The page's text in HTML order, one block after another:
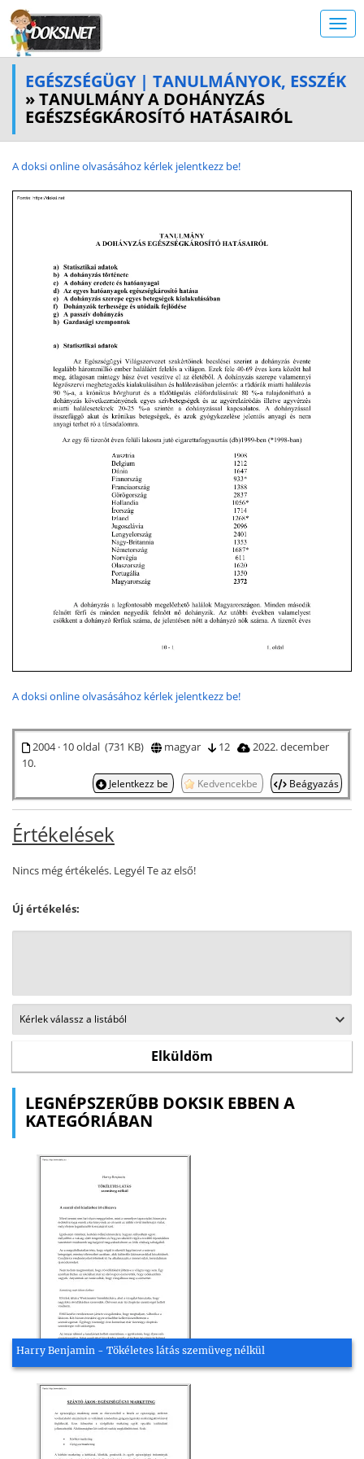
EGÉSZSÉGÜGY | TANULMÁNYOK, ESSZÉK
» TANULMÁNY A DOHÁNYZÁS
EGÉSZSÉGKÁROSÍTÓ HATÁSAIRÓL
A doksi online olvasásához kérlek jelentkezz be!
A doksi online olvasásához kérlek jelentkezz be!
2004 · 10 oldal (731 KB) magyar 12
2022. december
10.
Jelentkezz be Kedvencekbe Beágyazás
Értékelések
Nincs még értékelés. Legyél Te az első!
Új értékelés:
LEGNÉPSZERŰBB DOKSIK EBBEN A
KATEGÓRIÁBAN
Harry Benjamin - Tökéletes látás szemüveg nélkül